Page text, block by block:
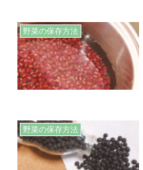
野菜の保存方法
野菜の保存方法